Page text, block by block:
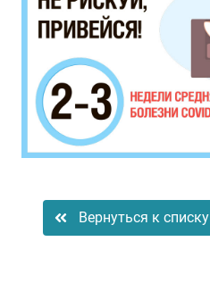
Вернуться к списку